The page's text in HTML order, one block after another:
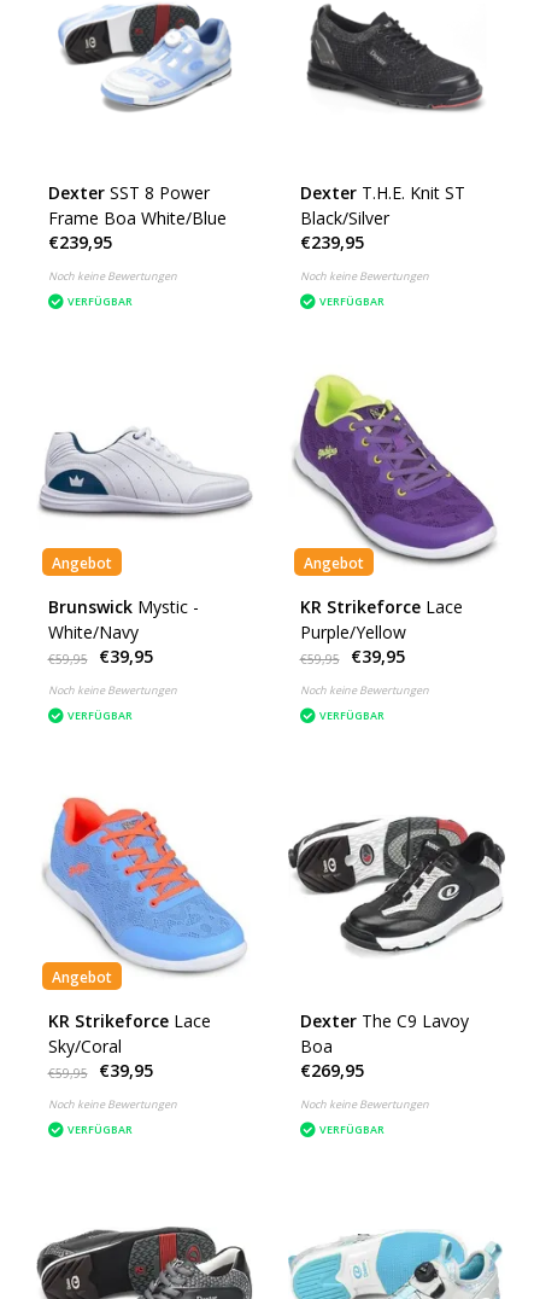
Dexter SST 8 Power
Frame Boa White/Blue
€239,95
Noch keine Bewertungen
VERFÜGBAR
Dexter T.H.E. Knit ST
Black/Silver
€239,95
Noch keine Bewertungen
VERFÜGBAR
Angebot
Brunswick Mystic -
White/Navy
€59,95 €39,95
Noch keine Bewertungen
VERFÜGBAR
Angebot
KR Strikeforce Lace
Purple/Yellow
€59,95 €39,95
Noch keine Bewertungen
VERFÜGBAR
Angebot
KR Strikeforce Lace
Sky/Coral
€59,95 €39,95
Noch keine Bewertungen
VERFÜGBAR
Dexter The C9 Lavoy
Boa
€269,95
Noch keine Bewertungen
VERFÜGBAR